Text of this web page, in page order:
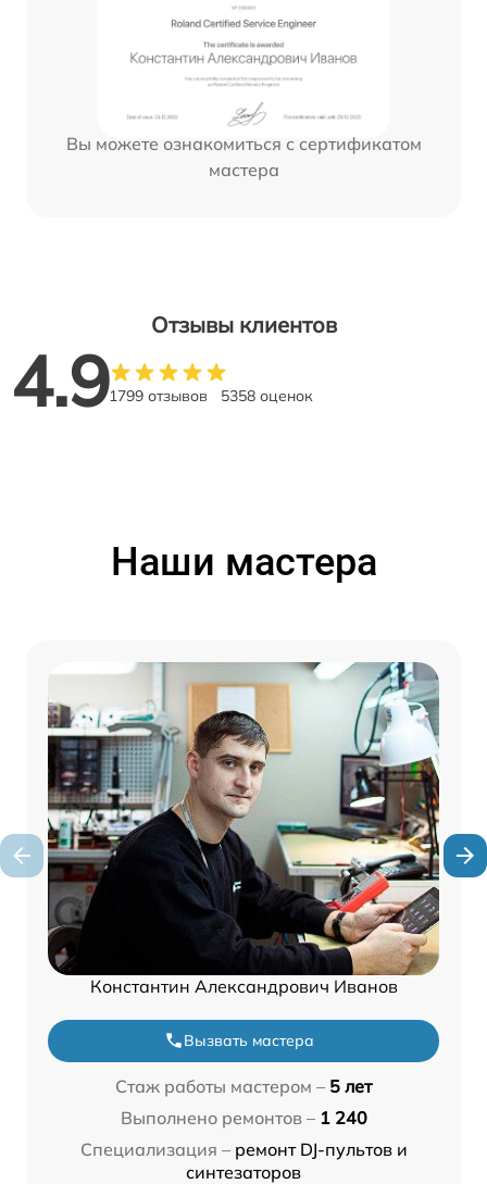
Вы можете ознакомиться с сертификатом
мастера
Отзывы клиентов
4.91799 отзывов 5358 оценок
Наши мастера
Константин Александрович Иванов
Вызвать мастера
Стаж работы мастером – 5 лет
Выполнено ремонтов – 1 240
Специализация – ремонт DJ-пультов и
синтезаторов